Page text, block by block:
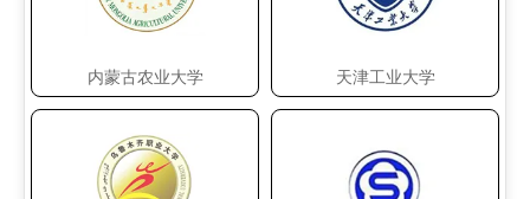
内蒙古农业大学 天津工业大学